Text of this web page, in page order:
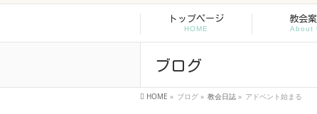
トップページ
HOME
教会
About
ブログ
HOME » ブログ » 教会日誌 » アドベント始まる